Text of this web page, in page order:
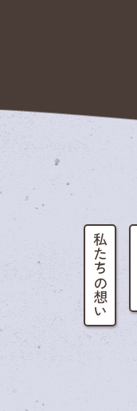
私たちの想い